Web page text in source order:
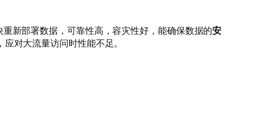
新部署数据，可靠性高，容灾性好，能确保数据的安
对大流量访问时性能不足。